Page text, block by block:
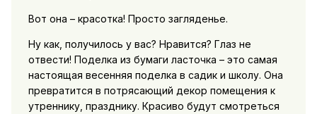
Вот она – красотка! Просто загляденье.
Ну как, получилось у вас? Нравится? Глаз не
отвести! Поделка из бумаги ласточка – это самая
настоящая весенняя поделка в садик и школу. Она
превратится в потрясающий декор помещения к
утреннику, празднику. Красиво будут смотреться